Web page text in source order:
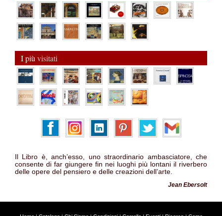
I più visitati
Il Libro è, anch’esso, uno straordinario ambasciatore, che
consente di far giungere fin nei luoghi più lontani il riverbero
delle opere del pensiero e delle creazioni dell’arte.
Jean Ebersolt